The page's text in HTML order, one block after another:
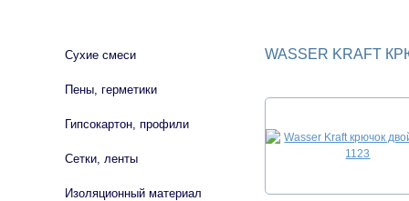
WASSER KRAFT
Сухие смеси
Пены, герметики
Гипсокартон, профили
Сетки, ленты
Изоляционный материал